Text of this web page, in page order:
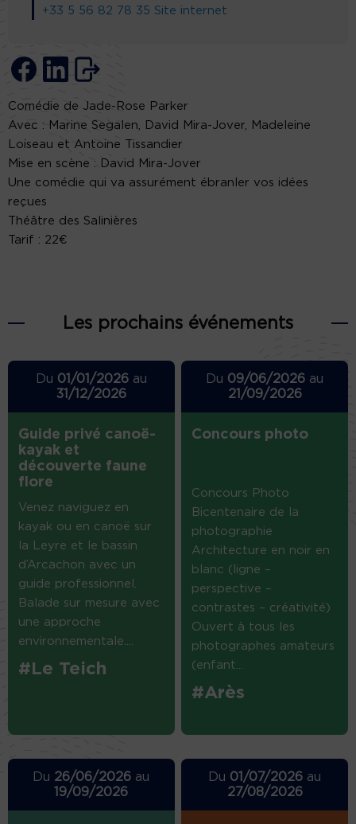
+33 5 56 82 78 35 Site internet
Comédie de Jade-Rose Parker
Avec : Marine Segalen, David Mira-Jover, Madeleine
Loiseau et Antoine Tissandier
Mise en scène : David Mira-Jover
Une comédie qui va assurément ébranler vos idées
reçues
Théâtre des Salinières
Tarif : 22€
Les prochains événements
Du 01/01/2026au
31/12/2026
Guide privé canoë-
kayak et
découverte faune
flore
Venez naviguez en
kayak ou en canoë sur
la Leyre et le bassin
d’Arcachon avec un
guide professionnel.
Balade sur mesure avec
une approche
environnementale....
#Le Teich
Du 09/06/2026 au
21/09/2026
Concours photo
Concours Photo
Bicentenaire de la
photographie
Architecture en noir en
blanc (ligne –
perspective –
contrastes – créativité)
Ouvert à tous les
photographes amateurs
(enfant...
#Arès
Du 26/06/2026 au
19/09/2026
Du 01/07/2026 au
27/08/2026